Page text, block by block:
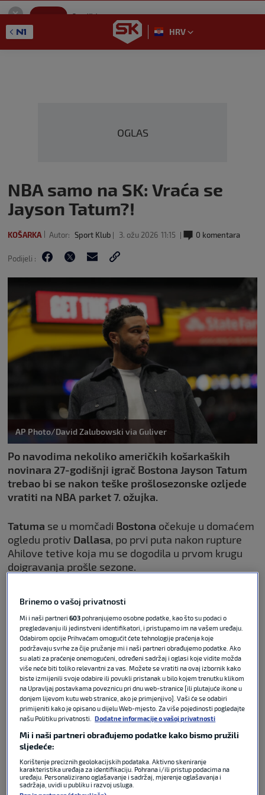
SportKlub
GET - On the Google Play
HRV
OGLAS
NBA samo na SK: Vraća se
Jayson Tatum?!
KOŠARKA Autor: Sport Klub 3. ožu 2026 11:15 0 komentara
Podijeli :
AP Photo/David Zalubowski via Guliver
Po navodima nekoliko američkih košarkaških
novinara 27-godišnji igrač Bostona Jayson Tatum
trebao bi se nakon teške prošlosezonske ozljede
vratiti na NBA parket 7. ožujka.
Tatuma se u momčadi Bostona očekuje u domaćem
ogledu protiv Dallasa, po prvi puta nakon rupture
Ahilove tetive koja mu se dogodila u prvom krugu
doigravanja prošle sezone.
VIDEO / Jokić i Denver slavili u
Salt Lake Cityju, Celticsi ‘pokvarili’
povratak Giannisa
KOŠARKA 03. ožu 2026 0
Određeno vrijeme Tatum obavlja treninge pet na pet
sa suigračima iz Bostona te je posljednjih desetak
dana bez poteškoća obavljao i sve radnje s punim
intenzitetom.
Premda je Boston cijele sezone bez Tatuma igra
Brinemo o vašoj privatnosti
Mi i naši partneri603pohranjujemo osobne podatke, kao što su podaci o
pregledavanju ili jedinstveni identifikatori, i pristupamo im na vašem uređaju.
Odabirom opcije Prihvaćam omogućit ćete tehnologije praćenja koje
podržavaju svrhe za čije pružanje mi i naši partneri obrađujemo podatke. Ako
su alati za praćenje onemogućeni, određeni sadržaj i oglasi koje vidite možda
više neće biti toliko relevantni za vas. Možete se vratiti na ovaj izbornik kako
biste izmijenili svoje odabire ili povukli pristanak u bilo kojem trenutku klikom
na Upravljaj postavkama poveznicu pri dnu web-stranice [ili plutajuće ikone u
donjem lijevom kutu web stranice, ako je primjenjivo]. Vaši će se odabiri
primijeniti kako je opisano u dijelu Web-mjesto. Za više pojedinosti pogledajte
našu Politiku privatnosti.
Dodatne informacije o vašoj privatnosti
Mi i naši partneri obrađujemo podatke kako bismo pružili
sljedeće:
Korištenje preciznih geolokacijskih podataka. Aktivno skeniranje
karakteristika uređaja za identifikaciju. Pohrana i/ili pristup podacima na
uređaju. Personalizirano oglašavanje i sadržaj, mjerenje oglašavanja i
sadržaja, uvidi u publiku i razvoj usluga.